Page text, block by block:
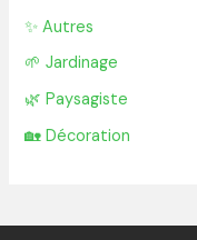
✨ Autres
🌱 Jardinage
🌿 Paysagiste
🏡 Décoration